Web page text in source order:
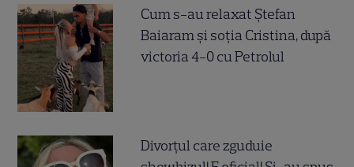
Cum s-au relaxat Ștefan
Baiaram și soția Cristina, după
victoria 4-0 cu Petrolul
Divorțul care zguduie